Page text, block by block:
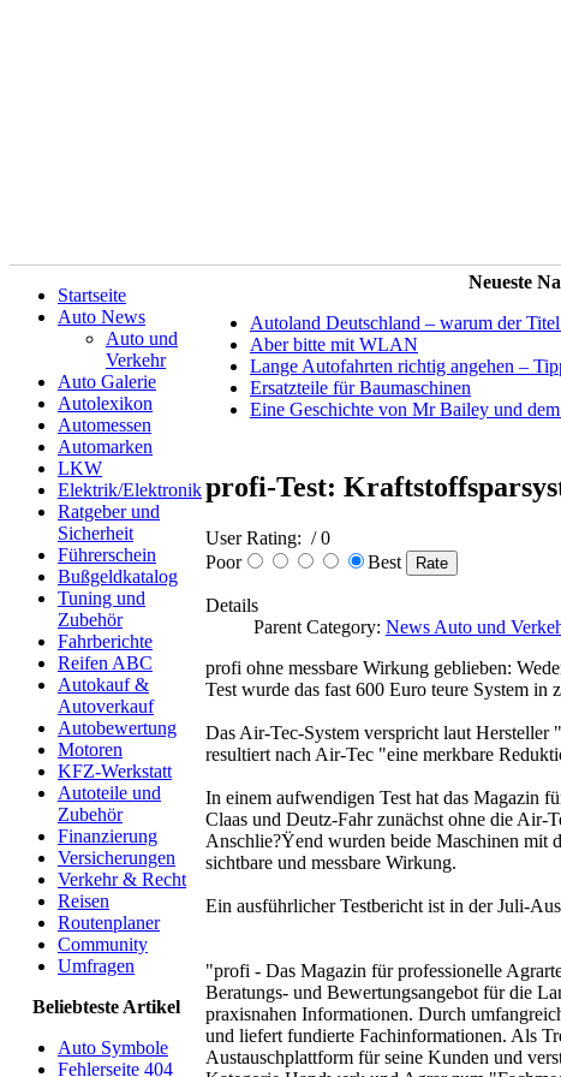
Startseite
Auto News
Auto und
Verkehr
Auto Galerie
Autolexikon
Automessen
Automarken
LKW
Elektrik/Elektronik
Ratgeber und
Sicherheit
Führerschein
Bußgeldkatalog
Tuning und
Zubehör
Fahrberichte
Reifen ABC
Autokauf &
Autoverkauf
Autobewertung
Motoren
KFZ-Werkstatt
Autoteile und
Zubehör
Finanzierung
Versicherungen
Verkehr & Recht
Reisen
Routenplaner
Community
Umfragen
Beliebteste Artikel
Auto Symbole
Fehlerseite 404
Neueste
Autoland Deutschland – warum der
Aber bitte mit WLAN
Lange Autofahrten richtig angehen –
Ersatzteile für Baumaschinen
Eine Geschichte von Mr Bailey und
profi-Test:
User Rating: / 0
Poor
Best
Details
Parent Category: News Auto und
profi ohne messbare Wirkung geblieben:
Test wurde das fast 600 Euro teure System
Das Air-Tec-System verspricht laut Hersteller
resultiert nach Air-Tec "eine merkbare
In einem aufwendigen Test hat das Magazin
Claas und Deutz-Fahr zunächst ohne die Air-
Anschlie?Ÿend wurden beide Maschinen mit
sichtbare und messbare Wirkung.
Ein ausführlicher Testbericht ist in der Juli-
"profi - Das Magazin für professionelle
Beratungs- und Bewertungsangebot für die
praxisnahen Informationen. Durch
und liefert fundierte Fachinformationen. Als
Austauschplattform für seine Kunden und